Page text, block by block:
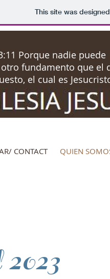
This site was
Porque nadie puede
fundamento que el
el cual es
CONTACT QUIEN